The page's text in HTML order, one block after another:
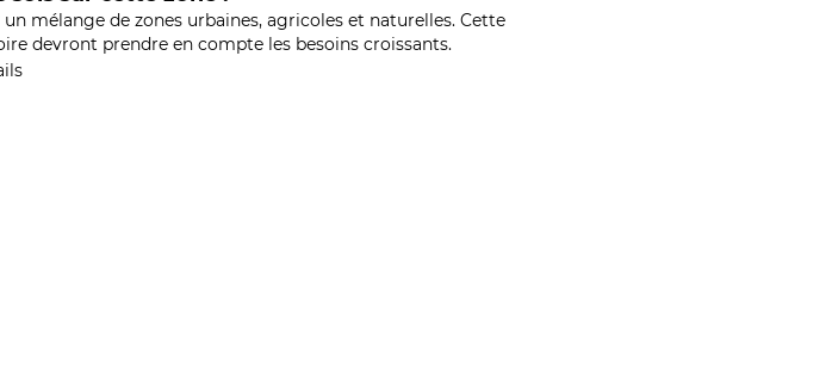
mélange de zones urbaines, agricoles et naturelles. Cette
devront prendre en compte les besoins croissants.